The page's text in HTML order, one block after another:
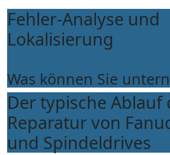
Fehler-Analyse und
Lokalisierung
Was können Sie
Der typische Ablauf
Reparatur von
und Spindeldrives